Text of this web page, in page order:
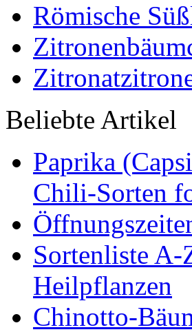
Römische
Beliebte Artikel
Paprika
Chili-Sorten
Sortenliste A-
Heilpflanzen
Chinotto-